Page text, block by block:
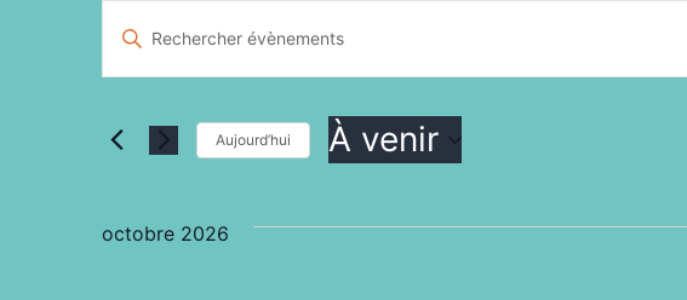
Recherche
et
navigation
de
Saisir
Rechercher
mot-
Aujourd’hui À venir
octobre 2026